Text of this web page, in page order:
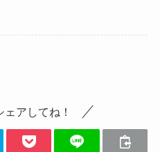
アしてね！